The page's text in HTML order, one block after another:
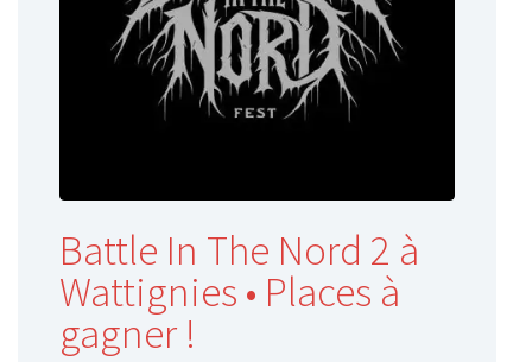
Battle In The Nord 2 à
Wattignies • Places à
gagner !